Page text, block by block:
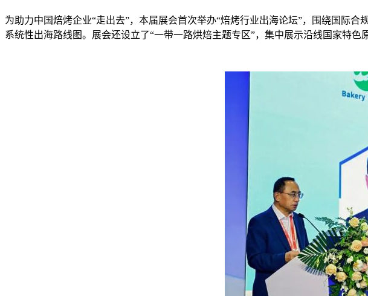
为助力中国焙烤企业“走出去”，本届展会首次举办“焙烤行业出海论坛”，围绕国际
系统性出海路线图。展会还设立了“一带一路烘焙主题专区”，集中展示沿线国家特色